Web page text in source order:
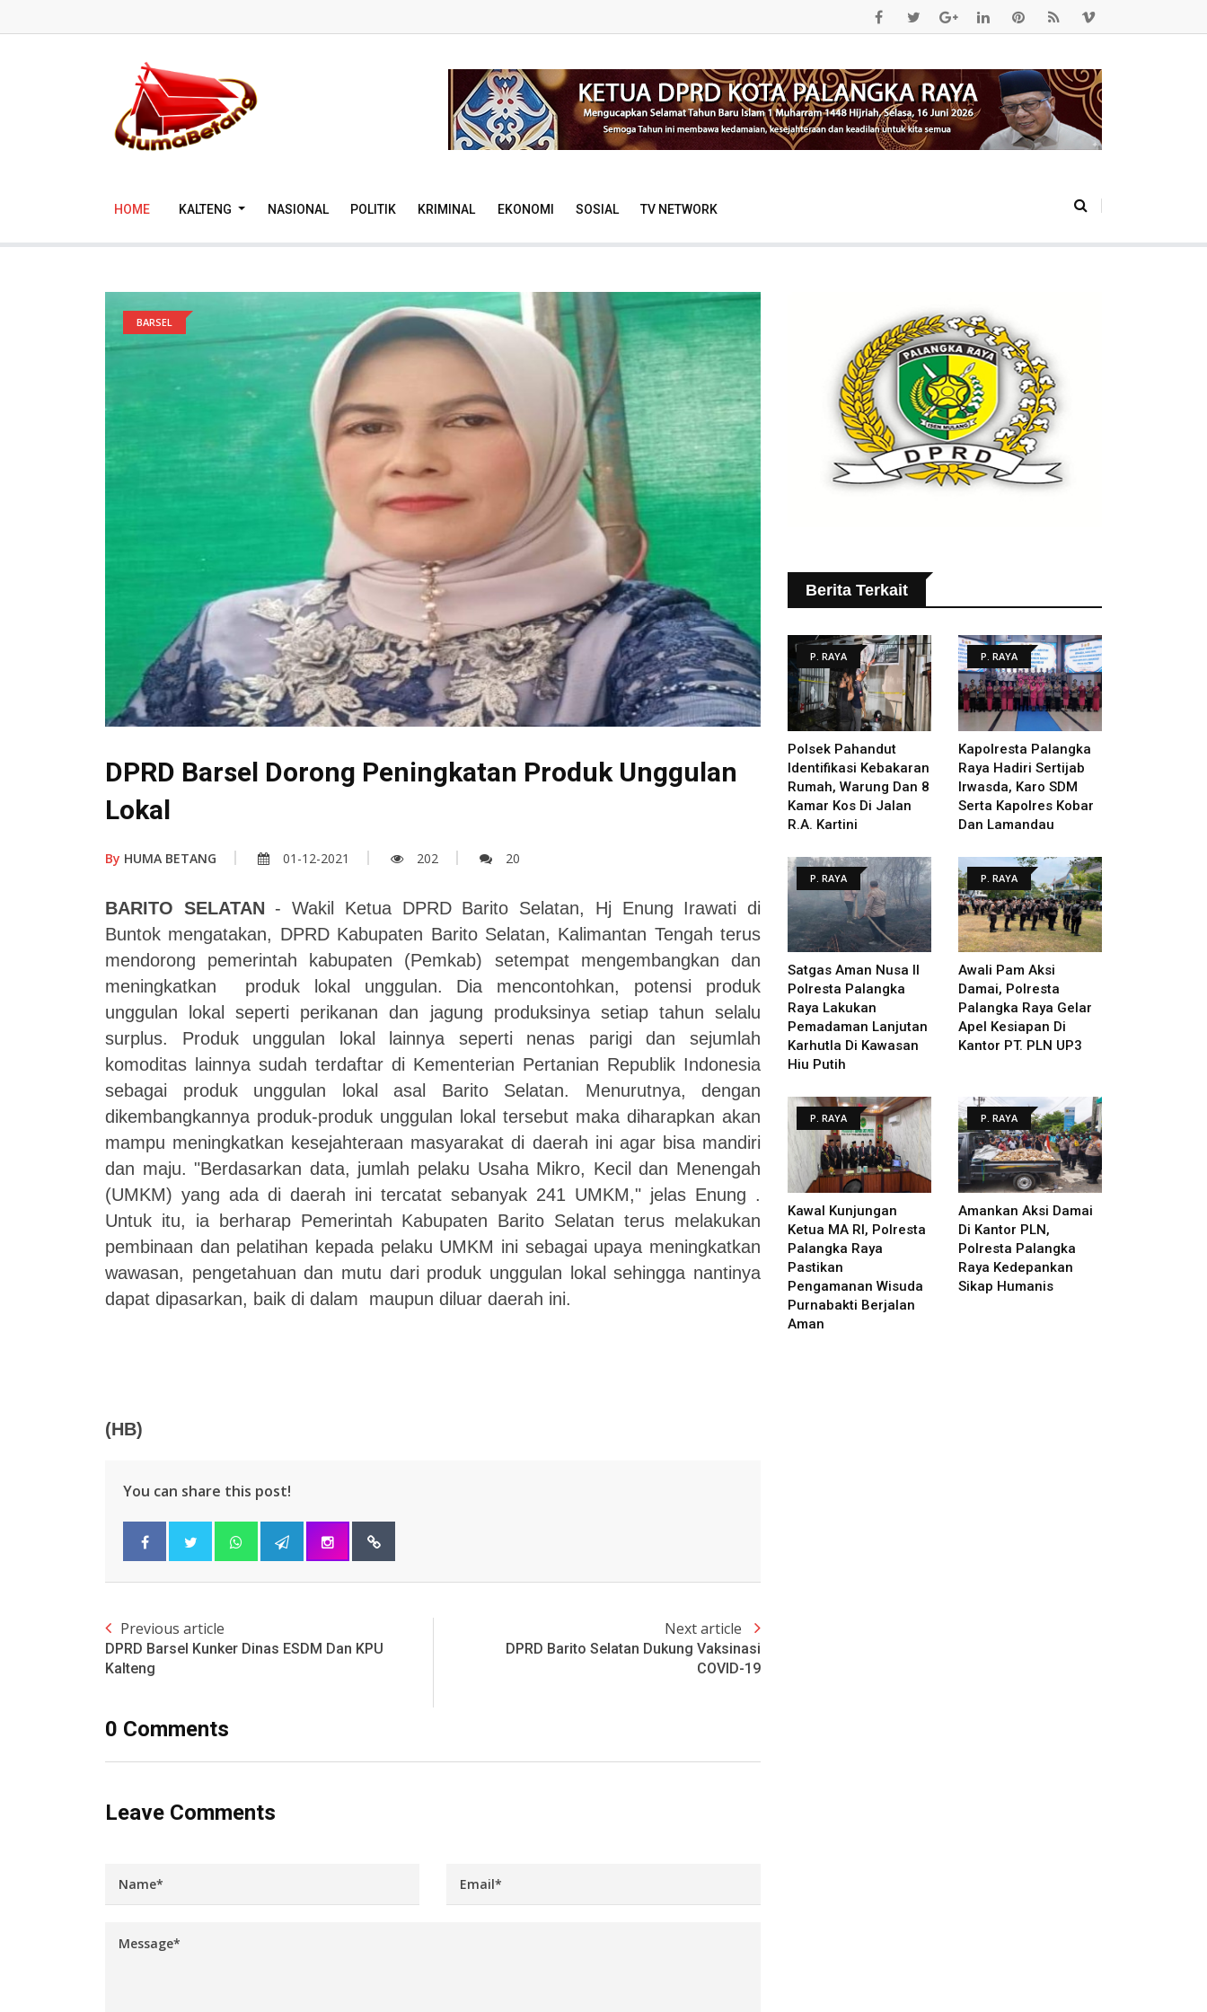
HOME KALTENG NASIONAL POLITIK KRIMINAL EKONOMI SOSIAL TV NETWORK
BARSEL
DPRD Barsel Dorong Peningkatan Produk Unggulan
Lokal
By HUMA BETANG 01-12-2021 202 20
BARITO SELATAN - Wakil Ketua DPRD Barito Selatan, Hj Enung Irawati di
Buntok mengatakan, DPRD Kabupaten Barito Selatan, Kalimantan Tengah terus
mendorong pemerintah kabupaten (Pemkab) setempat mengembangkan dan
meningkatkan produk lokal unggulan. Dia mencontohkan, potensi produk
unggulan lokal seperti perikanan dan jagung produksinya setiap tahun selalu
surplus. Produk unggulan lokal lainnya seperti nenas parigi dan sejumlah
komoditas lainnya sudah terdaftar di Kementerian Pertanian Republik Indonesia
sebagai produk unggulan lokal asal Barito Selatan. Menurutnya, dengan
dikembangkannya produk-produk unggulan lokal tersebut maka diharapkan akan
mampu meningkatkan kesejahteraan masyarakat di daerah ini agar bisa mandiri
dan maju. "Berdasarkan data, jumlah pelaku Usaha Mikro, Kecil dan Menengah
(UMKM) yang ada di daerah ini tercatat sebanyak 241 UMKM," jelas Enung .
Untuk itu, ia berharap Pemerintah Kabupaten Barito Selatan terus melakukan
pembinaan dan pelatihan kepada pelaku UMKM ini sebagai upaya meningkatkan
wawasan, pengetahuan dan mutu dari produk unggulan lokal sehingga nantinya
dapat dipasarkan, baik di dalam maupun diluar daerah ini.
(HB)
You can share this post!
Previous article
DPRD Barsel Kunker Dinas ESDM Dan KPU
Kalteng
Next article
DPRD Barito Selatan Dukung Vaksinasi
COVID-19
0 Comments
Leave Comments
Berita Terkait
P. RAYA
Polsek Pahandut
Identifikasi Kebakaran
Rumah, Warung Dan 8
Kamar Kos Di Jalan
R.A. Kartini
P. RAYA
Kapolresta Palangka
Raya Hadiri Sertijab
Irwasda, Karo SDM
Serta Kapolres Kobar
Dan Lamandau
P. RAYA
Satgas Aman Nusa II
Polresta Palangka
Raya Lakukan
Pemadaman Lanjutan
Karhutla Di Kawasan
Hiu Putih
P. RAYA
Awali Pam Aksi
Damai, Polresta
Palangka Raya Gelar
Apel Kesiapan Di
Kantor PT. PLN UP3
P. RAYA
Kawal Kunjungan
Ketua MA RI, Polresta
Palangka Raya
Pastikan
Pengamanan Wisuda
Purnabakti Berjalan
Aman
P. RAYA
Amankan Aksi Damai
Di Kantor PLN,
Polresta Palangka
Raya Kedepankan
Sikap Humanis